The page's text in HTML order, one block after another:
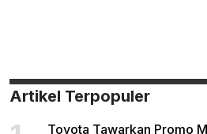
Artikel Terpopuler
Toyota Tawarkan Promo